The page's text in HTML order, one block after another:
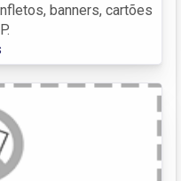
banners, cartões